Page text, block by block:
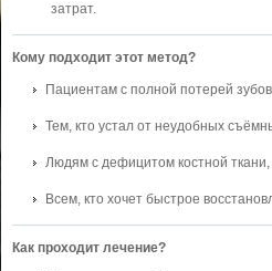
затрат.
Кому подходит этот метод?
Пациентам с полной потерей зубов
Тем, кто устал от неудобных
Людям с дефицитом костной
Всем, кто хочет быстрое
Как проходит лечение?